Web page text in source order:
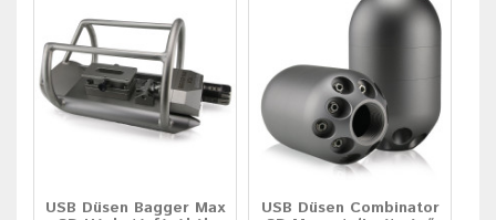
USB Düsen Bagger Max USB Düsen Combinator